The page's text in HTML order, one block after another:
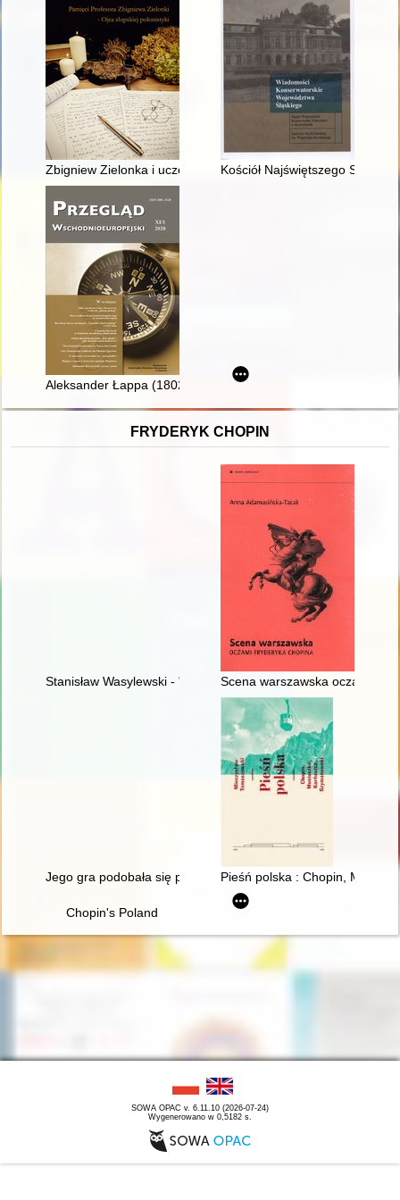
Zbigniew Zielonka i uczelniana "Solidarność..."
Kościół Najświętszego Serca
Aleksander Łappa (1802-1869) - ostatni marszałek szlachty
FRYDERYK CHOPIN
Stanisław Wasylewski - "opolanin z wyboru" o Fryderyku
Scena warszawska oczami
Jego gra podobała się przede wszystkim damom... Chopin i
Pieśń polska : Chopin,
Chopin's Poland
SOWA OPAC v. 6.11.10 (2026-07-24)
Wygenerowano w 0,5182 s.